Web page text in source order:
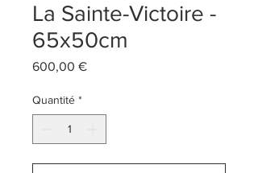
La Sainte-Victoire -
65x50cm
600,00 €Prix
Quantité *